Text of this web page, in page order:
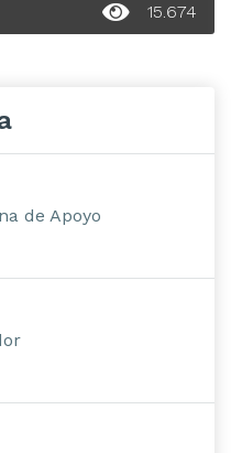
de Apoyo
15.674